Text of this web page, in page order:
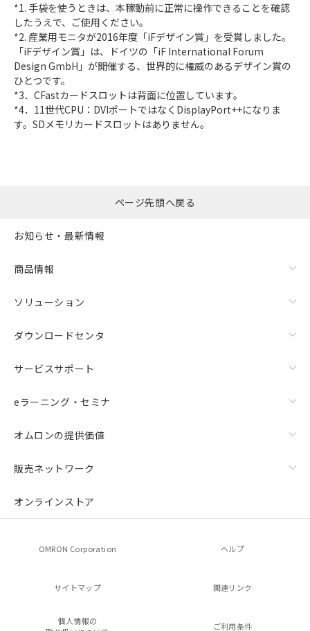
*1. 手袋を使うときは、本稼動前に正常に操作できることを確認
したうえで、ご使用ください。
*2. 産業用モニタが2016年度「iFデザイン賞」を受賞しました。
「iFデザイン賞」は、ドイツの「iF International Forum
Design GmbH」が開催する、世界的に権威のあるデザイン賞の
ひとつです。
*3．CFastカードスロットは背面に位置しています。
*4．11世代CPU：DVIポートではなくDisplayPort++になりま
す。SDメモリカードスロットはありません。
ページ先頭へ戻る
お知らせ・最新情報
商品情報
ソリューション
ダウンロードセンタ
サービスサポート
eラーニング・セミナ
オムロンの提供価値
販売ネットワーク
オンラインストア
OMRON Corporation ヘルプ
サイトマップ 関連リンク
個人情報の
ご利用条件